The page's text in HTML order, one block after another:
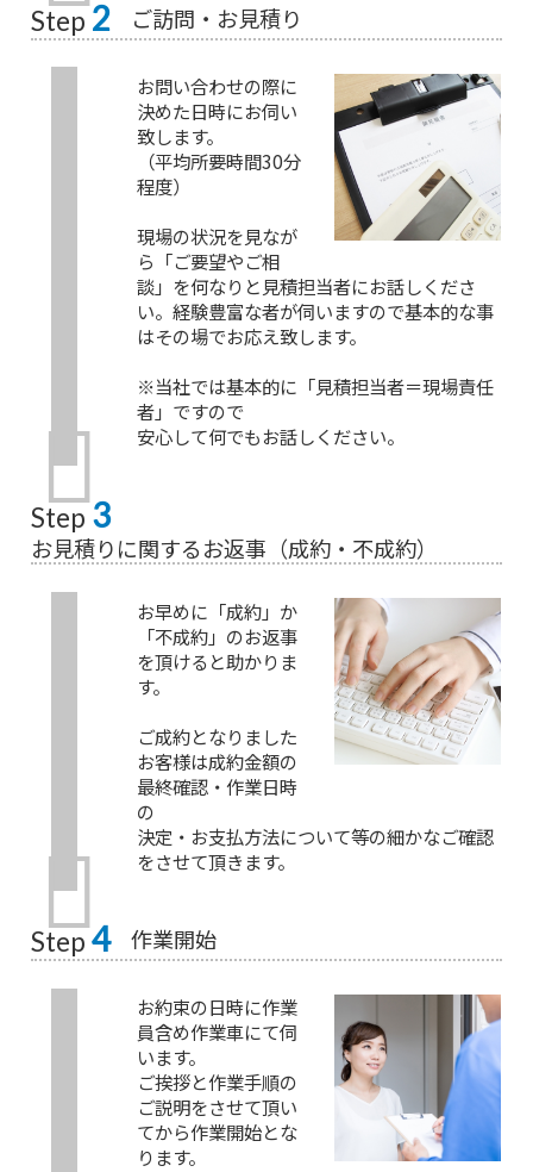
Step 2 ご訪問・お見積り
お問い合わせの際に
決めた日時にお伺い
致します。
（平均所要時間30分
程度）
現場の状況を見なが
ら「ご要望やご相
談」を何なりと見積担当者にお話しくださ
い。経験豊富な者が伺いますので基本的な事
はその場でお応え致します。
※当社では基本的に「見積担当者＝現場責任
者」ですので
安心して何でもお話しください。
Step 3
お見積りに関するお返事（成約・不成約）
お早めに「成約」か
「不成約」のお返事
を頂けると助かりま
す。
ご成約となりました
お客様は成約金額の
最終確認・作業日時
の
決定・お支払方法について等の細かなご確認
をさせて頂きます。
Step 4 作業開始
お約束の日時に作業
員含め作業車にて伺
います。
ご挨拶と作業手順の
ご説明をさせて頂い
てから作業開始とな
ります。